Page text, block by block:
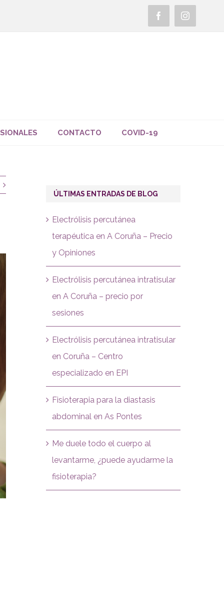
Facebook
CONTACTO COVID-19
ÚLTIMAS ENTRADAS DE BLOG
Electrólisis percutánea
terapéutica en A Coruña – Precio
y Opiniones
Electrólisis percutánea intratisular
en A Coruña – precio por
sesiones
Electrólisis percutánea intratisular
en Coruña – Centro
especializado en EPI
Fisioterapia para la diastasis
abdominal en As Pontes
Me duele todo el cuerpo al
levantarme, ¿puede ayudarme la
fisioterapia?